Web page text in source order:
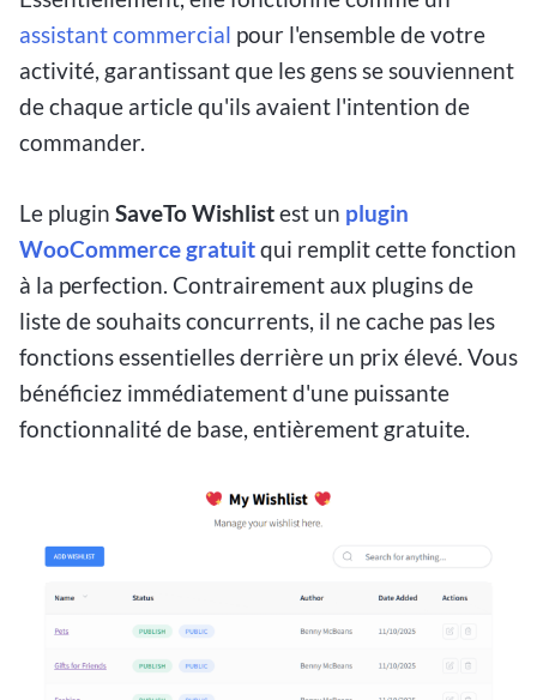
assistant commercial pour l'ensemble de votre
activité, garantissant que les gens se souviennent
de chaque article qu'ils avaient l'intention de
commander.
Le plugin SaveTo Wishlistest un plugin
WooCommerce gratuitqui remplit cette fonction
à la perfection. Contrairement aux plugins de
liste de souhaits concurrents, il ne cache pas les
fonctions essentielles derrière un prix élevé. Vous
bénéficiez immédiatement d'une puissante
fonctionnalité de base, entièrement gratuite.